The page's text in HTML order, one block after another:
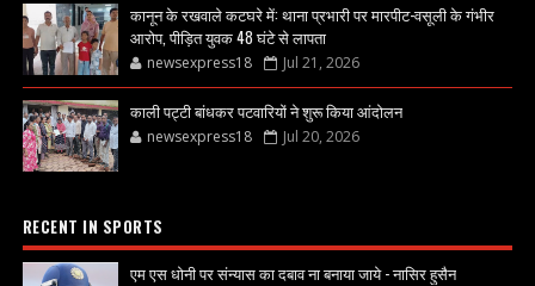
कानून के रखवाले कटघरे में: थाना प्रभारी पर मारपीट-वसूली के गंभीर
आरोप, पीड़ित युवक 48 घंटे से लापता
newsexpress18 Jul 21, 2026
काली पट्टी बांधकर पटवारियों ने शुरू किया आंदोलन
newsexpress18 Jul 20, 2026
RECENT IN SPORTS
एम एस धोनी पर संन्यास का दबाव ना बनाया जाये - नासिर हुसैन